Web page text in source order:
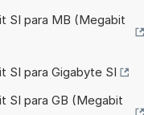
SI para MB (Megabit
SI para Gigabyte SI
SI para GB (Megabit